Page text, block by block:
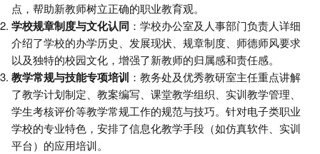
点，帮助新教师树立正确的职业教育观。
学校规章制度与文化认同 ：学校办公室及人事部门负责人详细
介绍了学校的办学历史、发展现状、规章制度、师德师风要求
以及独特的校园文化，增强了新教师的归属感和责任感。
教学常规与技能专项培训 ：教务处及优秀教研室主任重点讲解
了教学计划制定、教案编写、课堂教学组织、实训教学管理、
学生考核评价等教学常规工作的规范与技巧。针对电子类职业
学校的专业特色，安排了信息化教学手段（如仿真软件、实训
平台）的应用培训。